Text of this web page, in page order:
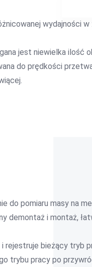
wydajności w
jest niewielka ilość
do prędkości
do pomiaru masy na
demontaż i montaż,
rejestruje bieżący tryb
trybu pracy po